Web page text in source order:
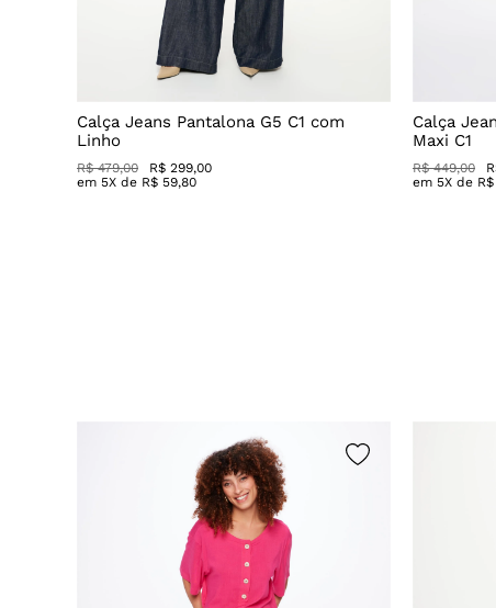
Calça Jeans Pantalona G5 C1 com
Linho
R$ 479,00
R$ 299,00
em 5X de R$ 59,80
Calça
Maxi C1
R$ 449,00
em 5X de R$